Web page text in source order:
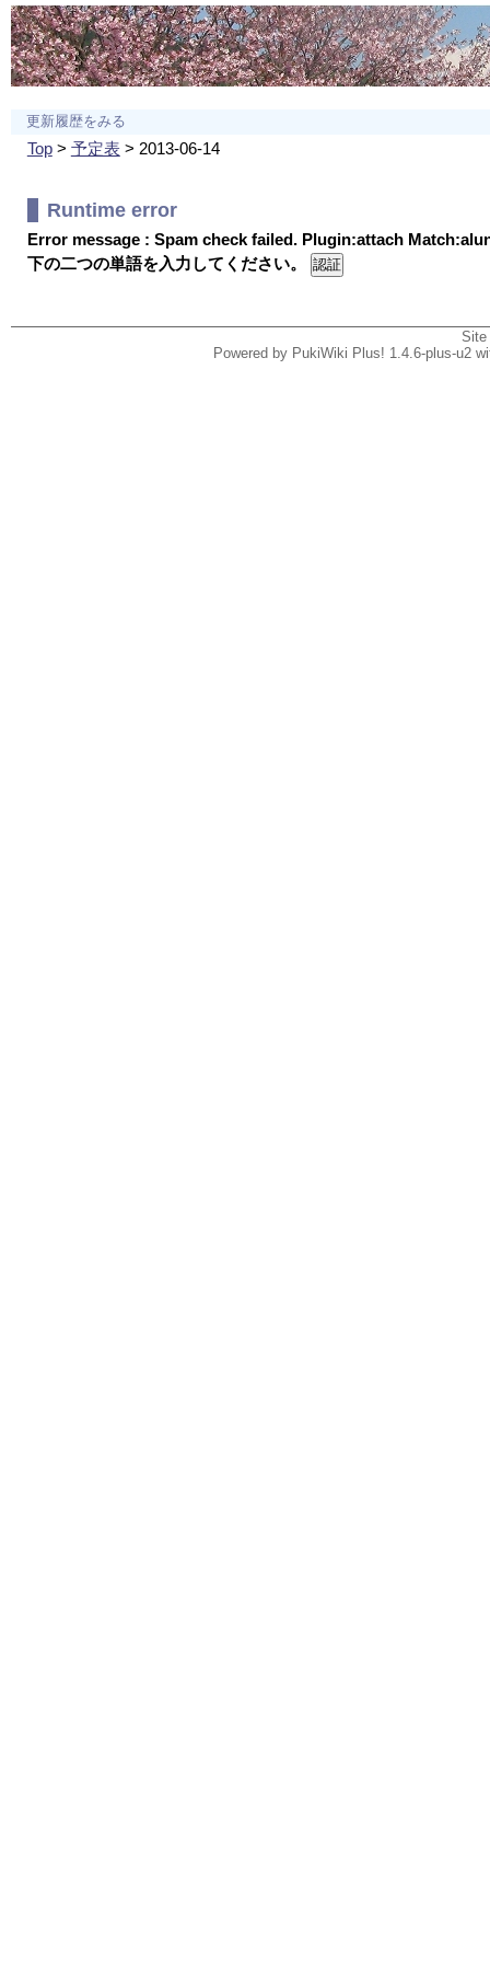
更新履歴をみる
Top> 予定表> 2013-06-14
Runtime error
Error message : Spam check failed. Plugin:attach
下の二つの単語を入力してください。
Powered by PukiWiki Plus! 1.4.6-plus-u2